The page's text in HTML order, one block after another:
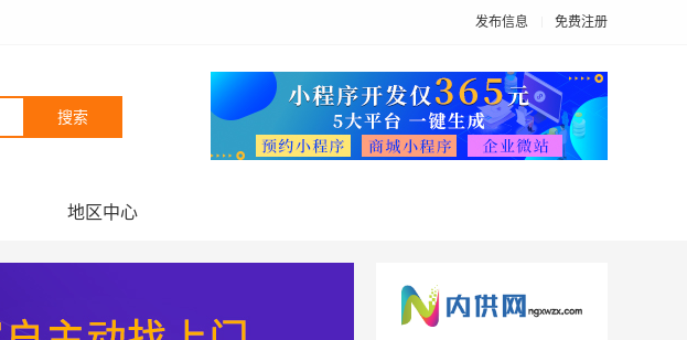
发布信息 免费注册
搜索
地区中心